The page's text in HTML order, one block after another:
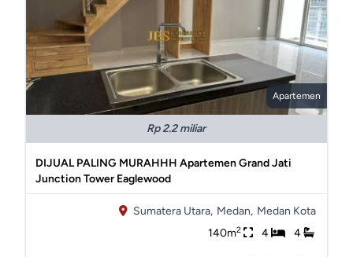
Apartemen
Rp 2.2 miliar
DIJUAL PALING MURAHHH Apartemen Grand Jati
Junction Tower Eaglewood
Sumatera Utara, Medan, Medan Kota
140m2 4 4